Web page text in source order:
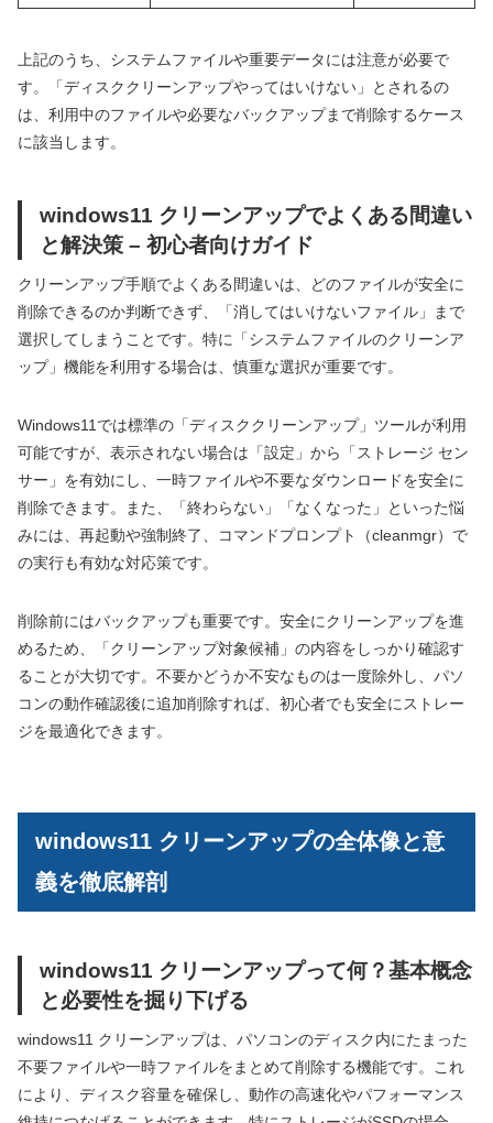
上記のうち、システムファイルや重要データには注意が必要で
す。「ディスククリーンアップやってはいけない」とされるの
は、利用中のファイルや必要なバックアップまで削除するケース
に該当します。
windows11 クリーンアップでよくある間違い
と解決策 – 初心者向けガイド
クリーンアップ手順でよくある間違いは、どのファイルが安全に
削除できるのか判断できず、「消してはいけないファイル」まで
選択してしまうことです。特に「システムファイルのクリーンア
ップ」機能を利用する場合は、慎重な選択が重要です。
Windows11では標準の「ディスククリーンアップ」ツールが利用
可能ですが、表示されない場合は「設定」から「ストレージ セン
サー」を有効にし、一時ファイルや不要なダウンロードを安全に
削除できます。また、「終わらない」「なくなった」といった悩
みには、再起動や強制終了、コマンドプロンプト（cleanmgr）で
の実行も有効な対応策です。
削除前にはバックアップも重要です。安全にクリーンアップを進
めるため、「クリーンアップ対象候補」の内容をしっかり確認す
ることが大切です。不要かどうか不安なものは一度除外し、パソ
コンの動作確認後に追加削除すれば、初心者でも安全にストレー
ジを最適化できます。
windows11 クリーンアップの全体像と意
義を徹底解剖
windows11 クリーンアップって何？基本概念
と必要性を掘り下げる
windows11 クリーンアップは、パソコンのディスク内にたまった
不要ファイルや一時ファイルをまとめて削除する機能です。これ
により、ディスク容量を確保し、動作の高速化やパフォーマンス